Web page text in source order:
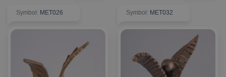
Symbol: MET026 Symbol: MET032